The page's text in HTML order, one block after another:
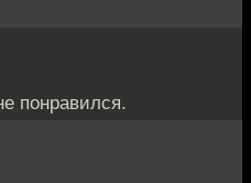
понравился.